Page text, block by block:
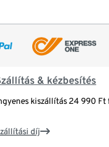
& kézbesítés
kiszállítás 24 990 Ft
díj